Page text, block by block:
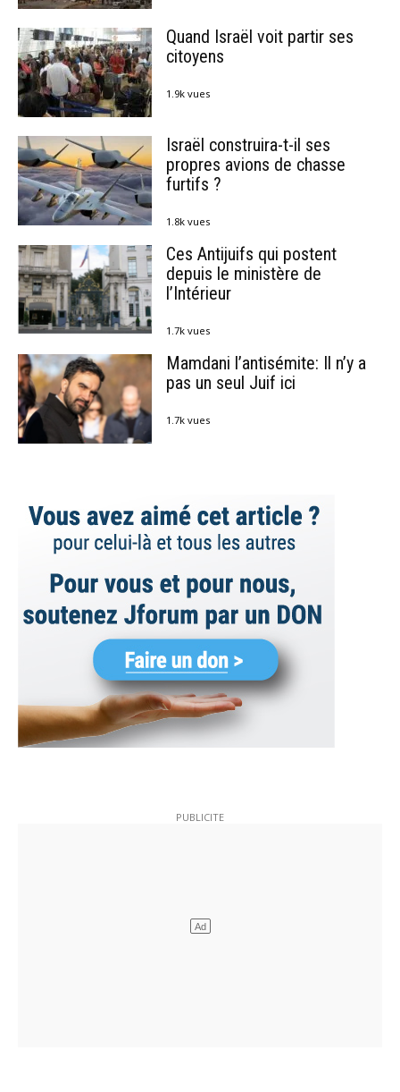
Quand Israël voit partir ses
citoyens
1.9k vues
Israël construira-t-il ses
propres avions de chasse
furtifs ?
1.8k vues
Ces Antijuifs qui postent
depuis le ministère de
l’Intérieur
1.7k vues
Mamdani l’antisémite: Il n’y a
pas un seul Juif ici
1.7k vues